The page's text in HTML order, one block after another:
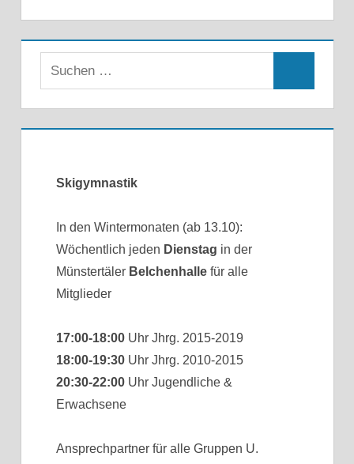
Skigymnastik
In den Wintermonaten (ab 13.10):
Wöchentlich jeden Dienstag in der
Münstertäler Belchenhallefür alle
Mitglieder
17:00-18:00Uhr Jhrg. 2015-2019
18:00-19:30Uhr Jhrg. 2010-2015
20:30-22:00Uhr Jugendliche &
Erwachsene
Ansprechpartner für alle Gruppen U.